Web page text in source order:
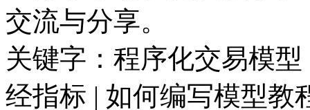
交流与分享。
关键字：程序化交易模
经指标 | 如何编写模型教